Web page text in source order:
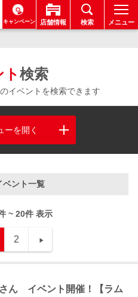
キャンペーン 店舗情報 検索 メニュー
検索
イベントを検索できます
ーを開く
ベント一覧
~ 20件 表示
2
ん イベント開催！【ラム